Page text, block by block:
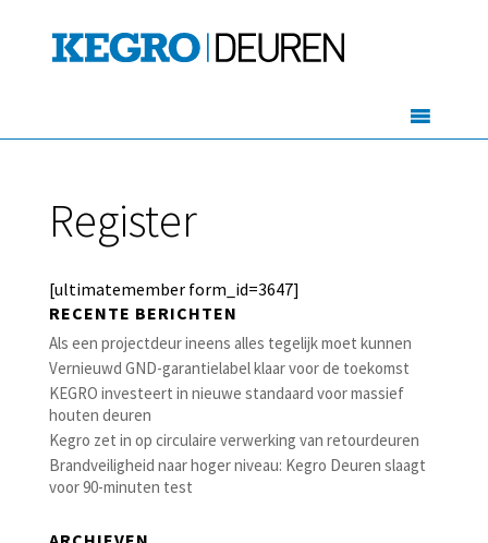
Register
[ultimatemember form_id=3647]
RECENTE BERICHTEN
Als een projectdeur ineens alles tegelijk moet kunnen
Vernieuwd GND-garantielabel klaar voor de toekomst
KEGRO investeert in nieuwe standaard voor massief
houten deuren
Kegro zet in op circulaire verwerking van retourdeuren
Brandveiligheid naar hoger niveau: Kegro Deuren slaagt
voor 90-minuten test